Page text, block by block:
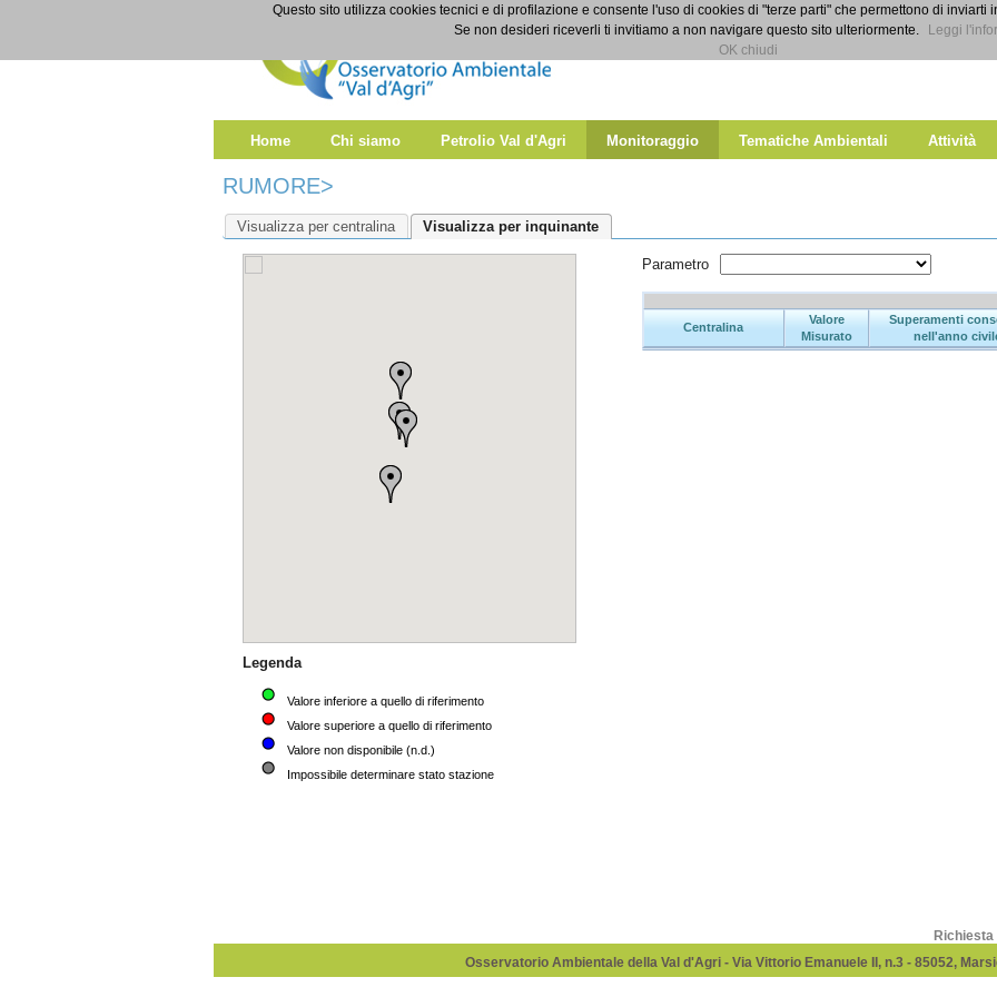
Rumore
Home Chi siamo Petrolio Val d'Agri Monitoraggio Tematiche Ambientali Attività
Osservatorio Ambientale della Val d'Agri - Via Vittorio Emanuele II, n.3 - 85052,
Questo sito utilizza cookies tecnici e di profilazione e consente l'uso di cookies di "terze parti" che permettono di inviarti
Se non desideri riceverli ti invitiamo a non navigare questo sito ulteriormente.
Leggi
OK chiudi